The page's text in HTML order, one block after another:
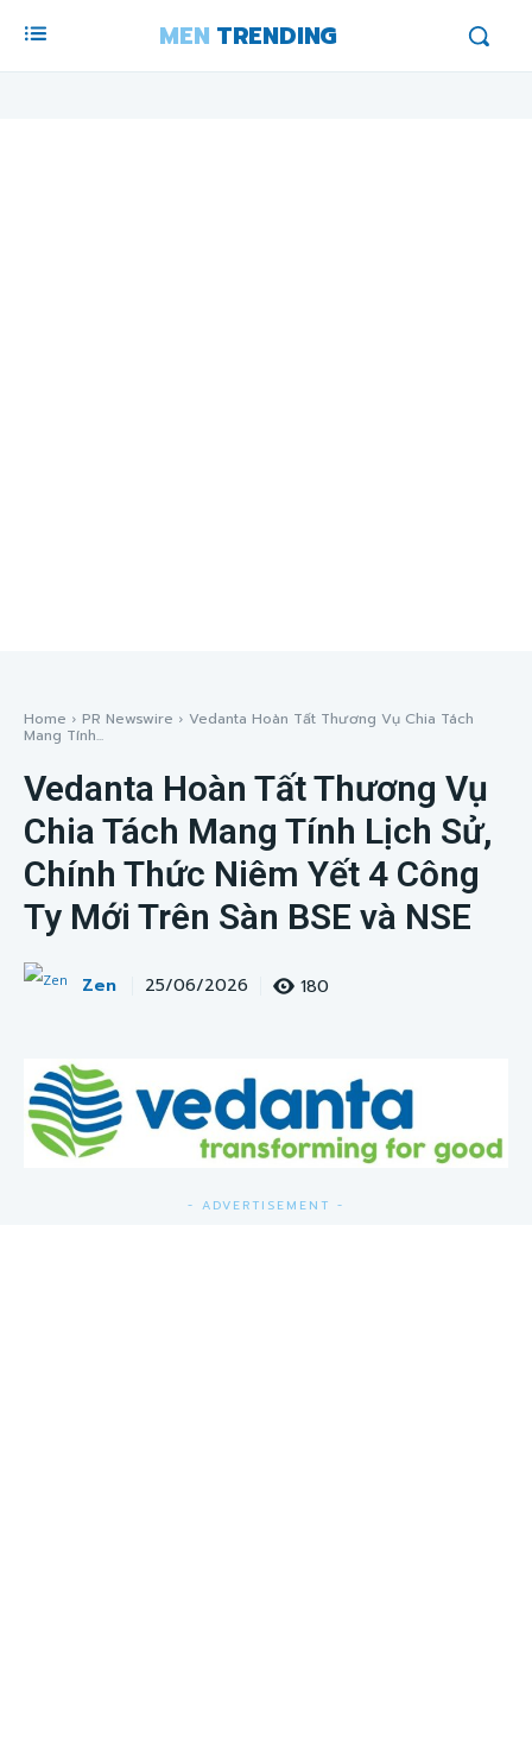
MEN TRENDING
Home PR Newswire Vedanta Hoàn Tất Thương Vụ Chia Tách
Mang Tính...
Vedanta Hoàn Tất Thương Vụ
Chia Tách Mang Tính Lịch Sử,
Chính Thức Niêm Yết 4 Công
Ty Mới Trên Sàn BSE và NSE
Zen 25/06/2026 180
- ADVERTISEMENT -